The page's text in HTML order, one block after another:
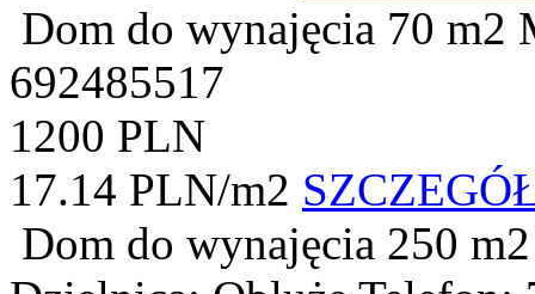
Dom do wynajęcia 70 m2
692485517
1200 PLN
17.14 PLN/m2
Dom do wynajęcia 250 m2